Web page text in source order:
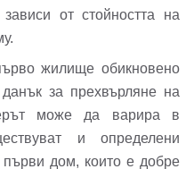
от стойността на
жилище обикновено
за прехвърляне на
може да варира в
и определени
дом, които е добре